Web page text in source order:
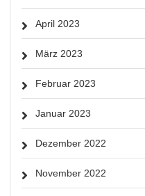
April 2023
März 2023
Februar 2023
Januar 2023
Dezember 2022
November 2022